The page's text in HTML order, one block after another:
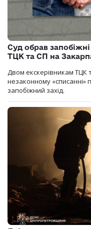
Суд обрав
ТЦК та СП на
Двом екскерівникам ТЦК
незаконному «списанні»
запобіжний захід.